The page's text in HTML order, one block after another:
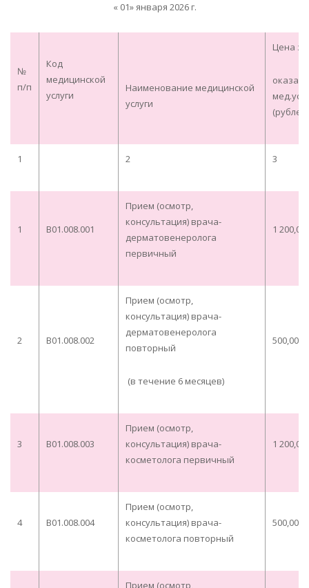
« 01» января 2026 г.
№
п/п
Код
медицинской
услуги
Наименование медицинской
услуги
Цена за
(рублей)
1 2 3
1 B01.008.001
Прием (осмотр,
консультация) врача-
дерматовенеролога
первичный
1 200,00
2 B01.008.002
Прием (осмотр,
консультация) врача-
дерматовенеролога
повторный
(в течение 6 месяцев)
500,00
3 B01.008.003
Прием (осмотр,
консультация) врача-
косметолога первичный
1 200,00
4 B01.008.004
Прием (осмотр,
консультация) врача-
косметолога повторный
500,00
Прием (осмотр,